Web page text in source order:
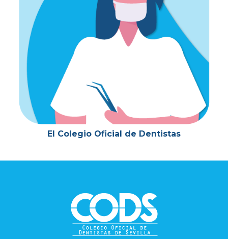
El Colegio Oficial de Dentistas